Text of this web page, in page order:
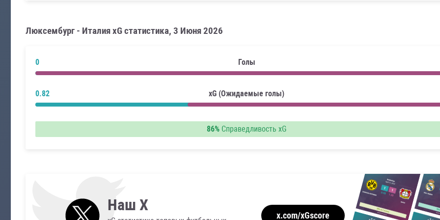
Люксембург - Италия xG статистика, 3 Июня 2026
0 Голы
0.82 xG (Ожидаемые голы)
86% Справедливость xG
Наш X
x.com/xGscore